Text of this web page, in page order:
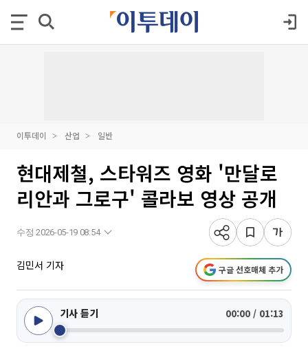
이투데이 산업 일반
현대제철, 스타워즈 영화 '만달로
리안과 그로구' 콜라보 영상 공개
수정 2026-05-19 08:54
김민서 기자 구글 선호매체 추가
기사 듣기 00:00 / 01:13